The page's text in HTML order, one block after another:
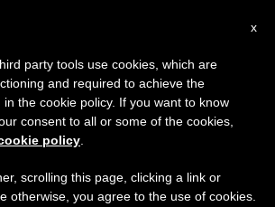
para las
emigran
×
al 7 de agosto haremos la pausa
que en el periodo de verano
informaciones y también el
x
party tools use cookies, which are
and required to achieve the
the cookie policy. If you want to know
consent to all or some of the cookies,
policy
scrolling this page, clicking a link or
otherwise, you agree to the use of cookies.